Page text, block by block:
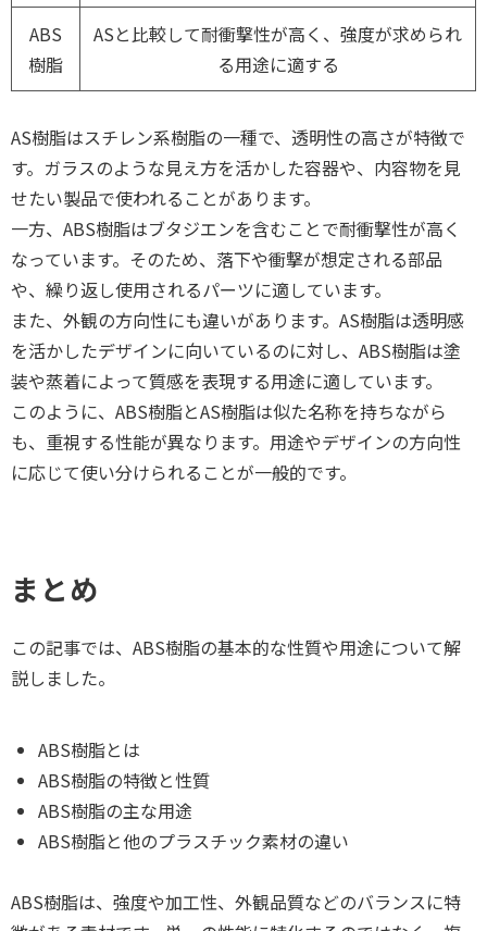
ABS
樹脂
ASと比較して耐衝撃性が高く、強度が求められ
る用途に適する
AS樹脂はスチレン系樹脂の一種で、透明性の高さが特徴で
す。ガラスのような見え方を活かした容器や、内容物を見
せたい製品で使われることがあります。
一方、ABS樹脂はブタジエンを含むことで耐衝撃性が高く
なっています。そのため、落下や衝撃が想定される部品
や、繰り返し使用されるパーツに適しています。
また、外観の方向性にも違いがあります。AS樹脂は透明感
を活かしたデザインに向いているのに対し、ABS樹脂は塗
装や蒸着によって質感を表現する用途に適しています。
このように、ABS樹脂とAS樹脂は似た名称を持ちながら
も、重視する性能が異なります。用途やデザインの方向性
に応じて使い分けられることが一般的です。
まとめ
この記事では、ABS樹脂の基本的な性質や用途について解
説しました。
ABS樹脂とは
ABS樹脂の特徴と性質
ABS樹脂の主な用途
ABS樹脂と他のプラスチック素材の違い
ABS樹脂は、強度や加工性、外観品質などのバランスに特